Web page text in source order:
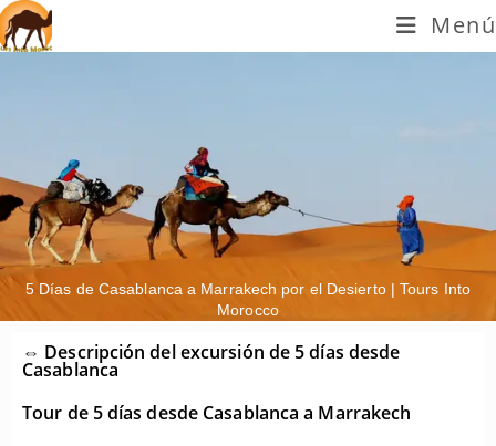
Menú
5 Días de Casablanca a Marrakech por el Desierto | Tours Into
Morocco
⇔ Descripción del excursión de 5 días desde
Casablanca
Tour de 5 días desde Casablanca a Marrakech